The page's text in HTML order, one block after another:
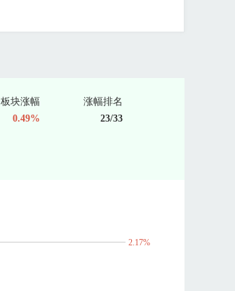
板块涨幅
0.49%
涨幅排名
23/33
2.17%